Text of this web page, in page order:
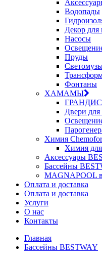
Водопады
Декор для
Насосы
Пруды
Фонтаны
ХАМАМЫ
ГРАНДИС
Двери
Химия
Химия
Аксессуары
Бассейны
MAGNAPOOL
Оплата и доставка
Оплата и доставка
Услуги
О нас
Контакты
Главная
Бассейны BESTWAY